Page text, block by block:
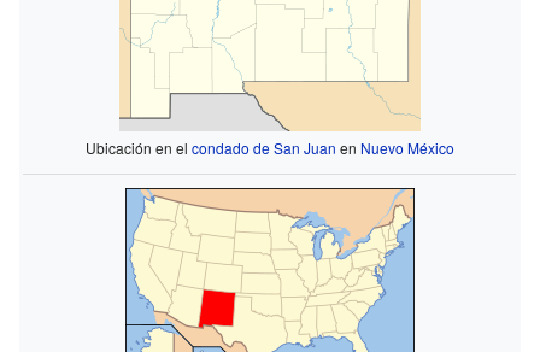
Ubicación en el condado de San Juan en Nuevo México